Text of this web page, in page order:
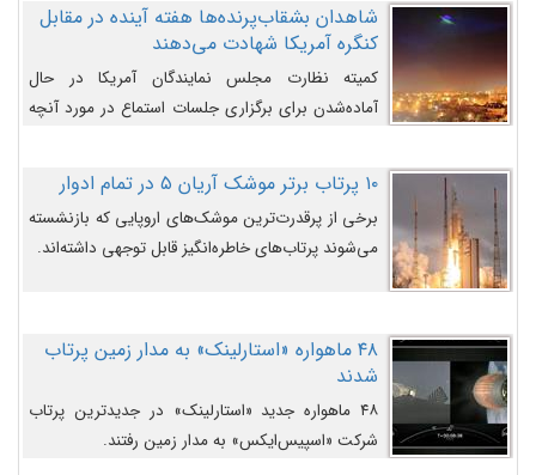
شاهدان بشقاب‌پرنده‌ها هفته آینده در مقابل
کنگره آمریکا شهادت می‌دهند
کمیته نظارت مجلس نمایندگان آمریکا در حال
آماده‌شدن برای برگزاری جلسات استماع در مورد آنچه
می‌دانند، است و قرار است افشاگران یوفوها هفته آینده
در مقابل آنها شهادت دهند.۱۰ پرتاب برتر موشک آریان ۵ در تمام ادوار
برخی از پرقدرت‌ترین موشک‌های اروپایی که بازنشسته
می‌شوند پرتاب‌های خاطره‌انگیز قابل توجهی داشته‌اند.
۴۸ ماهواره «استارلینک» به مدار زمین پرتاب
شدند
۴۸ ماهواره جدید «استارلینک» در جدیدترین پرتاب
شرکت «اسپیس‌ایکس» به مدار زمین رفتند.